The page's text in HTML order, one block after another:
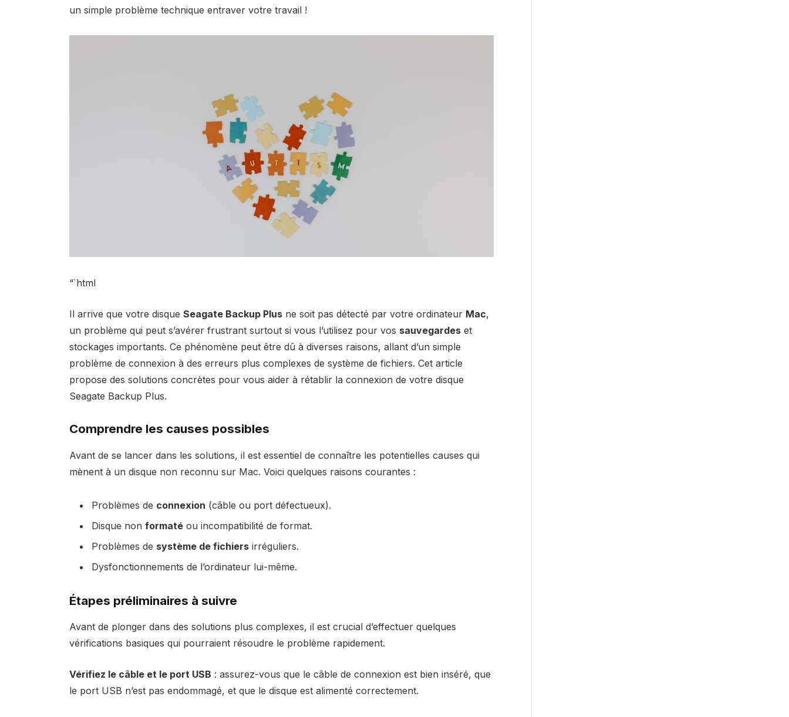
un simple problème technique entraver votre travail !
“`html
Il arrive que votre disque Seagate Backup Plusne soit pas détecté par votre ordinateur Mac,
un problème qui peut s’avérer frustrant surtout si vous l’utilisez pour vos sauvegardeset
stockages importants. Ce phénomène peut être dû à diverses raisons, allant d’un simple
problème de connexion à des erreurs plus complexes de système de fichiers. Cet article
propose des solutions concrètes pour vous aider à rétablir la connexion de votre disque
Seagate Backup Plus.
Comprendre les causes possibles
Avant de se lancer dans les solutions, il est essentiel de connaître les potentielles causes qui
mènent à un disque non reconnu sur Mac. Voici quelques raisons courantes :
Problèmes de connexion (câble ou port défectueux).
Disque non formatéou incompatibilité de format.
Problèmes de système de fichiersirréguliers.
Dysfonctionnements de l’ordinateur lui-même.
Étapes préliminaires à suivre
Avant de plonger dans des solutions plus complexes, il est crucial d’effectuer quelques
vérifications basiques qui pourraient résoudre le problème rapidement.
Vérifiez le câble et le port USB : assurez-vous que le câble de connexion est bien inséré, que
le port USB n’est pas endommagé, et que le disque est alimenté correctement.